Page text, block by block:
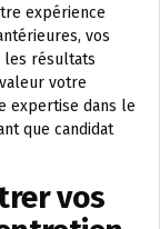
expérience
vos
les résultats
votre
expertise dans le
que candidat
vos